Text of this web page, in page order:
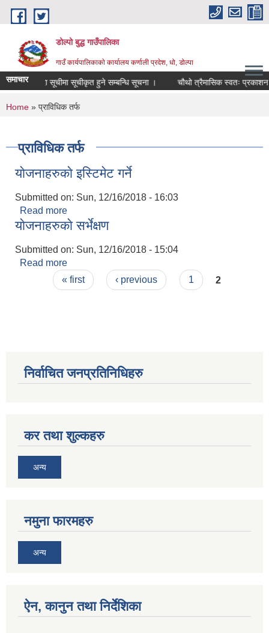
Skip to main content
डोल्पो बुद्ध गाउँपालिका
गाउँ कार्यपालिकाकाे कार्यालय कर्णाली प्रदेश, धो, डोल्पा
समाचार
मौजुदा सूचीमा सूचीकृत हुने सम्बन्धि सूचना । चौथो त्रैमासिक स्वतः प्रकाशन
You are here
Home » प्राविधिक तर्फ
प्राविधिक तर्फ
याेजनाहरुकाे इस्टिमेट गर्ने
Submitted on: Sun, 12/16/2018 - 16:03
Read more
याेजनाहरुकाे सर्भेक्षण
Submitted on: Sun, 12/16/2018 - 15:04
Read more
Pages« first ‹ previous 1 2
निर्वाचित जनप्रतिनिधिहरु
कर तथा शुल्कहरु
अन्य
नमुना फारमहरु
अन्य
ऐन, कानुन तथा निर्देशिका